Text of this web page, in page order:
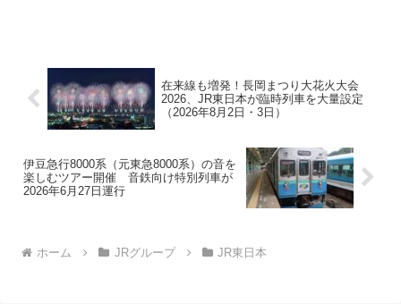
在来線も増発！長岡まつり大花火大会
2026、JR東日本が臨時列車を大量設定
（2026年8月2日・3日）
伊豆急行8000系（元東急8000系）の音を
楽しむツアー開催 音鉄向け特別列車が
2026年6月27日運行
ホーム JRグループ JR東日本